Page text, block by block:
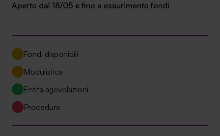
Ambassador
Lavora con noi
Aperto dal 18/05 e fino a esaurimento fondi
Fondi disponibili
Modulistica
Entità agevolazioni
Procedura